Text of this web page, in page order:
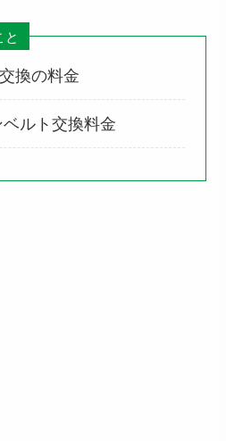
と
換の料金
ルト交換料金